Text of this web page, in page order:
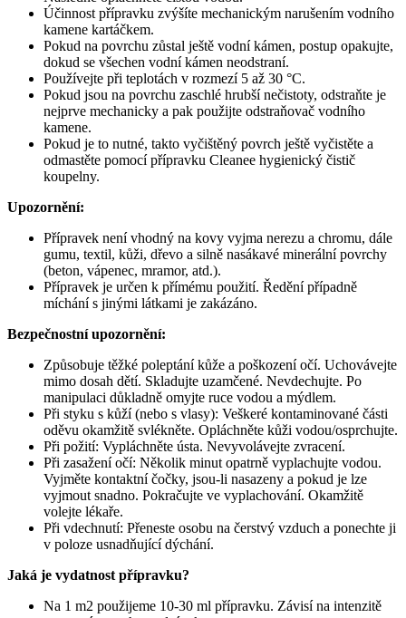
Účinnost přípravku zvýšíte mechanickým narušením vodního
kamene kartáčkem.
Pokud na povrchu zůstal ještě vodní kámen, postup opakujte,
dokud se všechen vodní kámen neodstraní.
Používejte při teplotách v rozmezí 5 až 30 °C.
Pokud jsou na povrchu zaschlé hrubší nečistoty, odstraňte je
nejprve mechanicky a pak použijte odstraňovač vodního
kamene.
Pokud je to nutné, takto vyčištěný povrch ještě vyčistěte a
odmastěte pomocí přípravku Cleanee hygienický čistič
koupelny.
Upozornění:
Přípravek není vhodný na kovy vyjma nerezu a chromu, dále
gumu, textil, kůži, dřevo a silně nasákavé minerální povrchy
(beton, vápenec, mramor, atd.).
Přípravek je určen k přímému použití. Ředění případně
míchání s jinými látkami je zakázáno.
Bezpečnostní upozornění:
Způsobuje těžké poleptání kůže a poškození očí. Uchovávejte
mimo dosah dětí. Skladujte uzamčené. Nevdechujte. Po
manipulaci důkladně omyjte ruce vodou a mýdlem.
Při styku s kůží (nebo s vlasy): Veškeré kontaminované části
oděvu okamžitě svlékněte. Opláchněte kůži vodou/osprchujte.
Při požití: Vypláchněte ústa. Nevyvolávejte zvracení.
Při zasažení očí: Několik minut opatrně vyplachujte vodou.
Vyjměte kontaktní čočky, jsou-li nasazeny a pokud je lze
vyjmout snadno. Pokračujte ve vyplachování. Okamžitě
volejte lékaře.
Při vdechnutí: Přeneste osobu na čerstvý vzduch a ponechte ji
v poloze usnadňující dýchání.
Jaká je vydatnost přípravku?
Na 1 m2 použijeme 10-30 ml přípravku. Závisí na intenzitě